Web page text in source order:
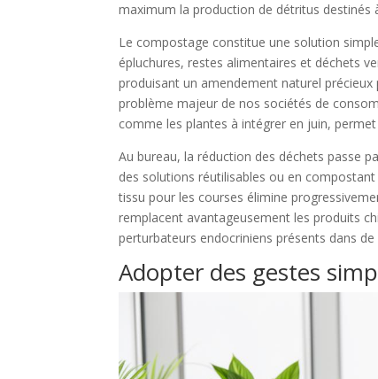
maximum la production de détritus destinés
Le compostage constitue une solution
épluchures, restes alimentaires et déchets
produisant un amendement naturel
problème majeur de nos sociétés de
comme les plantes à intégrer en juin,
Au bureau, la réduction des déchets passe
des solutions réutilisables ou en
tissu pour les courses élimine
remplacent avantageusement les produits
perturbateurs endocriniens présents dans
Adopter des gestes